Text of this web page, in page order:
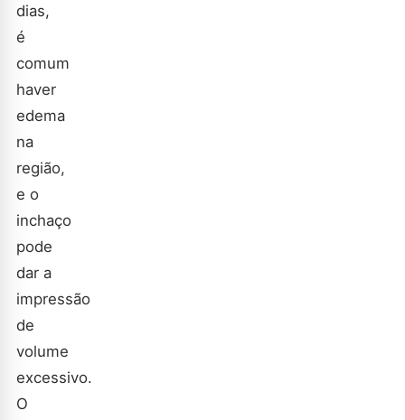
dias,
é
comum
haver
edema
na
região,
e o
inchaço
pode
dar a
impressão
de
volume
excessivo.
O